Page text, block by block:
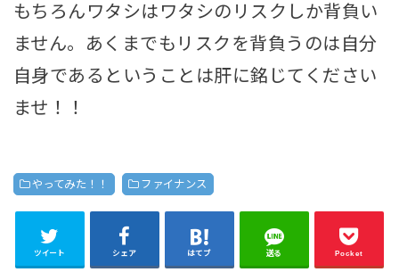
もちろんワタシはワタシのリスクしか背負い
ません。あくまでもリスクを背負うのは自分
自身であるということは肝に銘じてください
ませ！！
やってみた！！ ファイナンス
ツイート シェア はてブ 送る Pocket